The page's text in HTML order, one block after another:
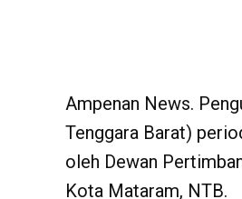
Ampenan News.
Tenggara Barat)
oleh Dewan
Kota Mataram, NTB.